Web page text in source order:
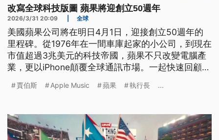
改寫全球科技版圖 蘋果將迎創立50週年
2026/3/31 20:09 全球
美國蘋果公司將在明日4月1日，迎接創立50週年的
里程碑。從1976年在一間車庫起家的小公司，到現在
市值超過3兆美元的科技帝國，蘋果不只改變電腦產
業，更以iPhone顛覆全球通訊市場。一起快速回顧這
賈伯斯 Apple Music 蘋果 執行長 ...